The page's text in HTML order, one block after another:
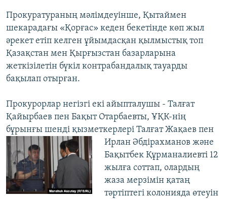
Прокуратураның мәлімдеуінше, Қытаймен
шекарадағы «Қорғас» кеден бекетінде көп жыл
әрекет етіп келген ұйымдасқан қылмыстық топ
Қазақстан мен Қырғызстан базарларына
жеткізілетін бүкіл контрабандалық тауарды
бақылап отырған.
Прокурорлар негізгі екі айыпталушы - Талғат
Қайырбаев пен Бақыт Отарбаевты, ҰҚК-нің
бұрынғы шенді қызметкерлері Талғат Жақаев пен
Ирлан Әбдірахманов және
Бақытбек Құрманалиевті 12
жылға соттап, олардың
жаза мерзімін қатаң
тәртіптегі колонияда өтеуін